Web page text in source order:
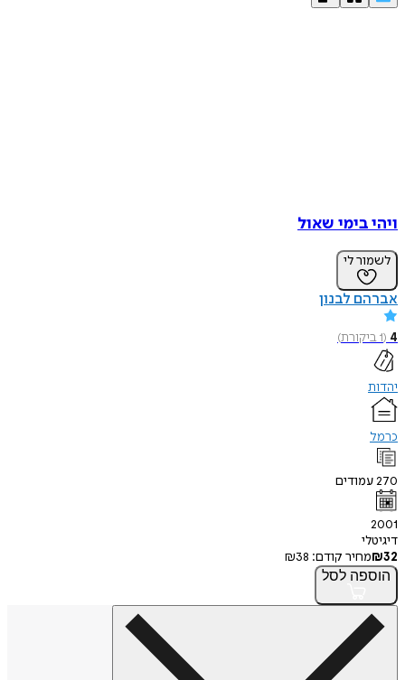
ויהי בימי שאול
לשמור לי
אברהם לבנון
4
(
1ביקורת)
יהדות
כרמל
270עמודים
2001
דיגיטלי
₪32 מחיר קודם: ₪38
הוספה לסל